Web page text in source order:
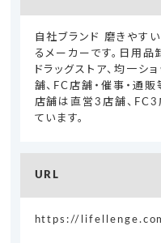
自社ブランド 磨きやす
るメーカーです。日用
ドラッグストア、均一シ
舗、FC店舗・催事・通販
店舗は直営3店舗、FC3
ています。
URL
https://